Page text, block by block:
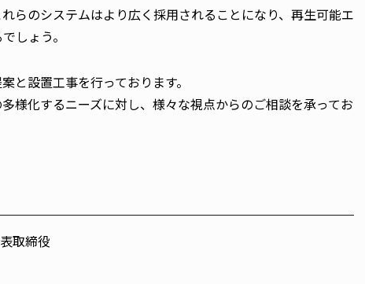
らのシステムはより広く採用されることになり、再生可能エ
しょう。
と設置工事を行っております。
様化するニーズに対し、様々な視点からのご相談を承ってお
取締役